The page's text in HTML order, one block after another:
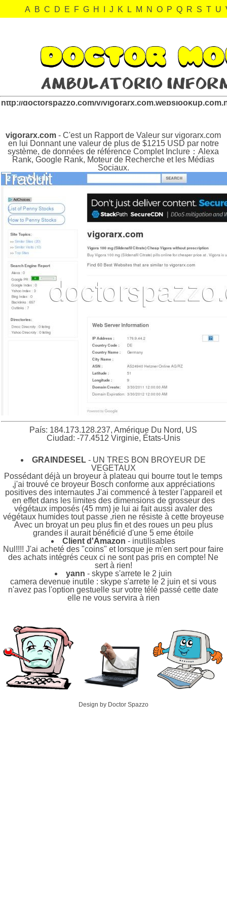
A B C D E F G H J K L M N O P Q R S T U
vigorarx.com.webslookup.com Revisión:
http://doctorspazzo.com/v/
vigorarx.com - C'est un Rapport de Valeur sur vigorarx.com
en lui Donnant une valeur de plus de $1215 USD par notre
système, de données de référence Complet Inclure：Alexa
Rank, Google Rank, Moteur de Recherche et les Médias
Sociaux.
País: 184.173.128.237, Amérique Du Nord, US
Ciudad: -77.4512 Virginie, États-Unis
GRAINDESEL - UN TRES BON BROYEUR DE
VEGETAUX
Possédant déjà un broyeur à plateau qui bourre tout le temps
,j'ai trouvé ce broyeur Bosch conforme aux appréciations
positives des internautes J'ai commencé à tester l'appareil et
en effet dans les limites des dimensions de grosseur des
végétaux imposés (45 mm) je lui ai fait aussi avaler des
végétaux humides tout passe ,rien ne résiste à cette broyeuse
Avec un broyat un peu plus fin et des roues un peu plus
grandes il aurait bénéficié d'une 5 eme étoile
Client d'Amazon - inutilisables
Nul!!!! J'ai acheté des "coins" et lorsque je m'en sert pour faire
des achats intégrés ceux ci ne sont pas pris en compte! Ne
sert à rien!
yann - skype s'arrete le 2 juin
camera devenue inutile : skype s'arrete le 2 juin et si vous
n'avez pas l'option gestuelle sur votre télé passé cette date
elle ne vous servira à rien
Design by Doctor Spazzo